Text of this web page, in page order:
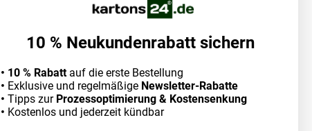
10 % Neukundenrabatt sichern
• 10 % Rabatt auf die erste Bestellung
• Exklusive und regelmäßige Newsletter-Rabatte
• Tipps zur Prozessoptimierung & Kostensenkung
• Kostenlos und jederzeit kündbar